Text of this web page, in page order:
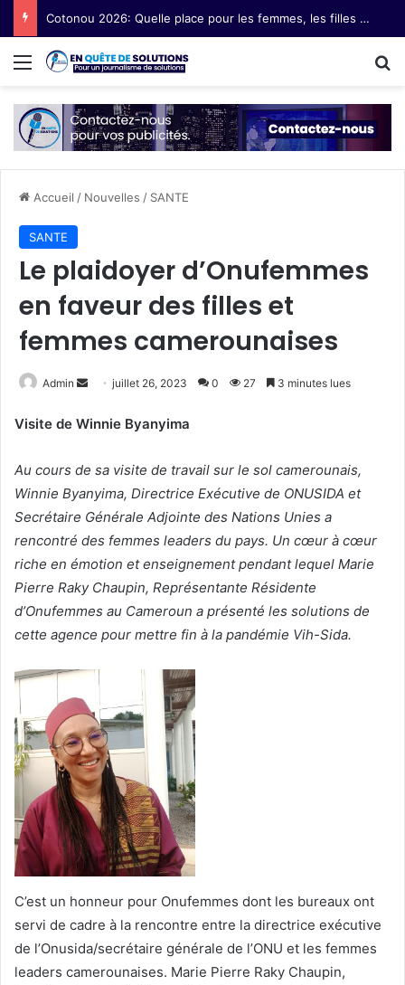
Cotonou 2026: Quelle place pour les femmes, les filles et les communautés marginalisées au Forum social mondial ?
Menu
Accueil / Nouvelles / SANTE
SANTE
Le plaidoyer d’Onufemmes
en faveur des filles et
femmes camerounaises
Admin
v
y
e
r
u
r
e
l
juillet 26, 2023 0 27 3 minutes lues
Visite de Winnie Byanyima
Au cours de sa visite de travail sur le sol camerounais,
Winnie Byanyima, Directrice Exécutive de ONUSIDA et
Secrétaire Générale Adjointe des Nations Unies a
rencontré des femmes leaders du pays. Un cœur à cœur
riche en émotion et enseignement pendant lequel Marie
Pierre Raky Chaupin, Représentante Résidente
d’Onufemmes au Cameroun a présenté les solutions de
cette agence pour mettre fin à la pandémie Vih-Sida.
C’est un honneur pour Onufemmes dont les bureaux ont
servi de cadre à la rencontre entre la directrice exécutive
de l’Onusida/secrétaire générale de l’ONU et les femmes
leaders camerounaises. Marie Pierre Raky Chaupin,